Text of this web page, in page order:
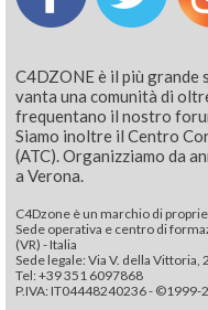
C4DZONE è il più grande
vanta una comunità di
frequentano il nostro
Siamo inoltre il Centro
(ATC). Organizziamo da
a Verona.
C4Dzone è un marchio di
Sede operativa e centro di
(VR) - Italia
Sede legale: Via V. della Vittoria,
Tel: +39 351 6097868‬
P.IVA: IT04448240236 - ©1999-